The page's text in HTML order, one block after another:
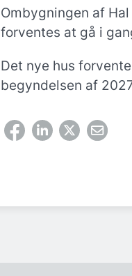
Ombygningen af
forventes at gå i
Det nye hus
begyndelsen af